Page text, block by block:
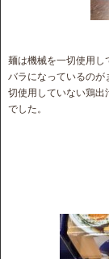
麺は機械を一切使用し
バラになっているのが
切使用していない鶏出
でした。